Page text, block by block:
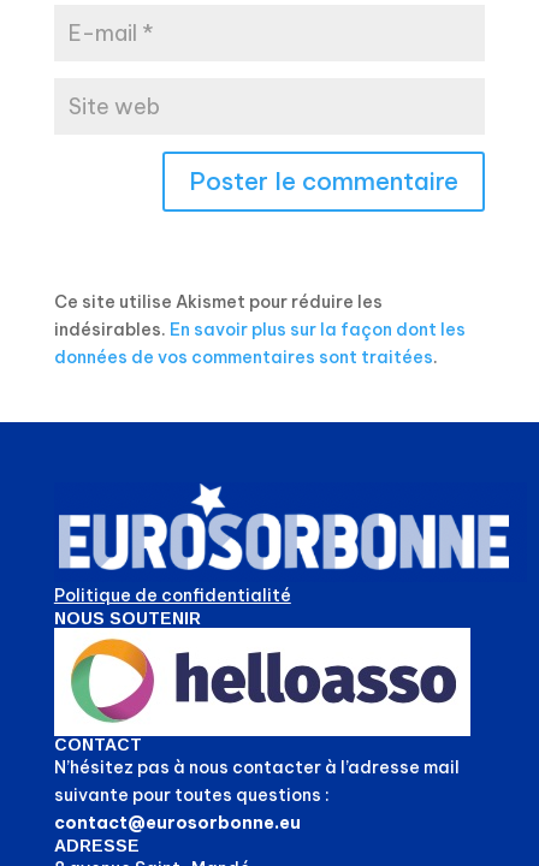
Ce site utilise Akismet pour réduire les
indésirables. En savoir plus sur la façon dont les
données de vos commentaires sont traitées.
Politique de confidentialité
NOUS SOUTENIR
CONTACT
N’hésitez pas à nous contacter à l’adresse mail
suivante pour toutes questions :
contact@eurosorbonne.eu
ADRESSE